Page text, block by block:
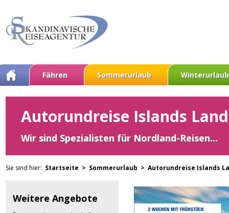
Fähren Sommerurlaub Winterurlaub
Autorundreise Islands
Wir sind Spezialisten für Nordland-Reisen...
Sie sind hier: Startseite > Sommerurlaub > Autorundreise Islands
Weitere Angebote